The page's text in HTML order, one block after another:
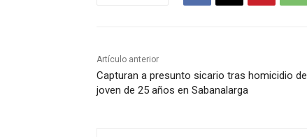
Artículo anterior
Capturan a presunto sicario tras homicidio de
joven de 25 años en Sabanalarga